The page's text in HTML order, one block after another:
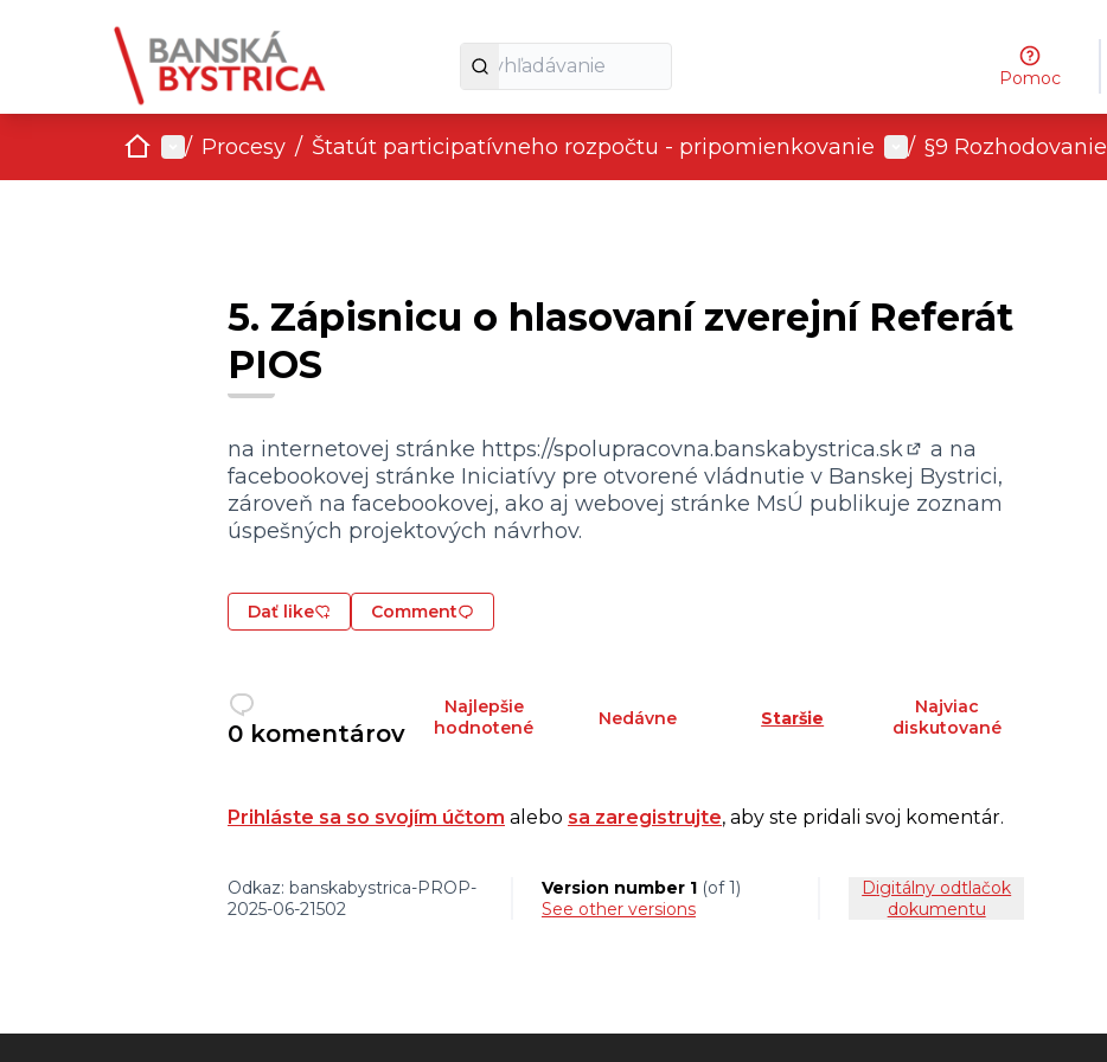
Pomoc
DomovMain menu
/ Procesy / Štatút participatívneho rozpočtu - pripomienkovanie User menu
/ §9 Rozhodovanie
5. Zápisnicu o hlasovaní zverejní Referát
PIOS
na internetovej stránke https://spolupracovna.banskabystrica.sk
(External link)
a na
facebookovej stránke Iniciatívy pre otvorené vládnutie v Banskej Bystrici,
zároveň na facebookovej, ako aj webovej stránke MsÚ publikuje zoznam
úspešných projektových návrhov.
Dať like Comment
0 komentárov
Najlepšie
hodnotené
Nedávne Staršie
Najviac
diskutované
Prihláste sa so svojím účtom alebo sa zaregistrujte, aby ste pridali svoj komentár.
Odkaz: banskabystrica-PROP-
2025-06-21502
Version number 1(of 1)
see other versions
Digitálny odtlačok
dokumentu